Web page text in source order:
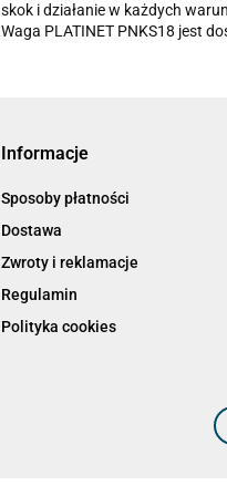
skok i działanie w każdych
Waga PLATINET PNKS18 jest
Informacje
Sposoby płatności
Dostawa
Zwroty i reklamacje
Regulamin
Polityka cookies